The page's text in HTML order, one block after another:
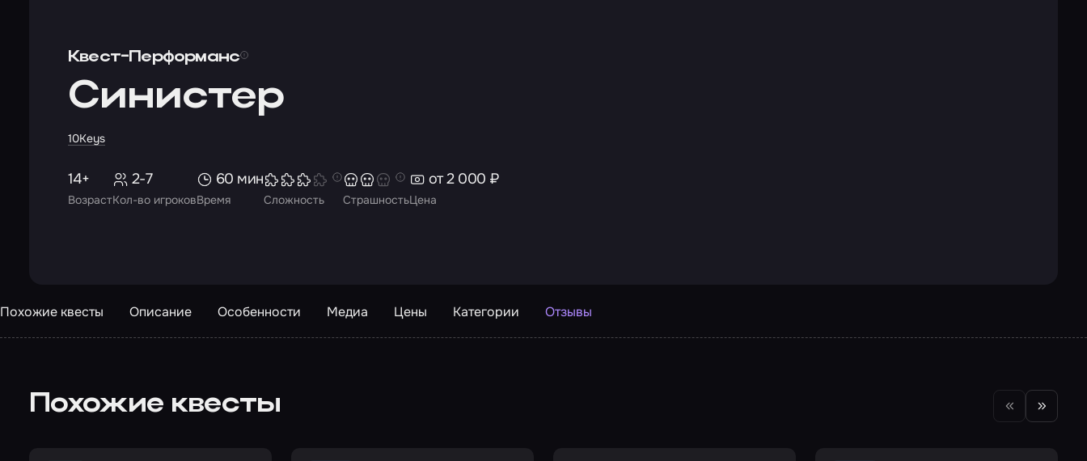
Квест-Перформанс
Синистер
10Keys
Возраст
14+
Кол-во игроков
2-7
Время
60 мин
Сложность СтрашностьЦена
от 2 000 ₽
Похожие квесты Описание Особенности Медиа Цены Категории Отзывы
Похожие квесты